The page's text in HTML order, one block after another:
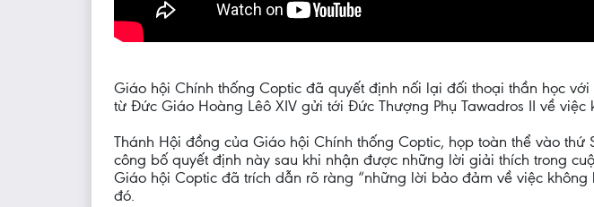
Giáo hội Chính thống Coptic đã quyết định nối lại đối thoại thần học
từ Đức Giáo Hoàng Lêô XIV gửi tới Đức Thượng Phụ Tawadros II về
Thánh Hội đồng của Giáo hội Chính thống Coptic, họp toàn thể vào
công bố quyết định này sau khi nhận được những lời giải thích trong
Giáo hội Coptic đã trích dẫn rõ ràng “những lời bảo đảm về việc
đó.